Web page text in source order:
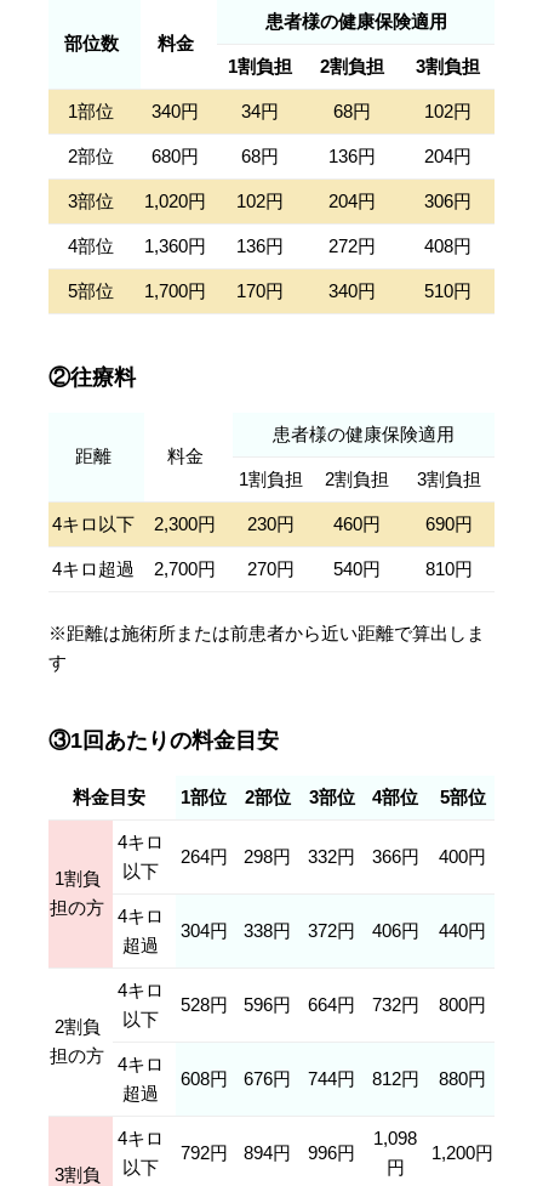
部位数 料金
患者様の健康保険適用
1割負担 2割負担 3割負担
1部位 340円 34円 68円 102円
2部位 680円 68円 136円 204円
3部位 1,020円 102円 204円 306円
4部位 1,360円 136円 272円 408円
5部位 1,700円 170円 340円 510円
②往療料
距離 料金
患者様の健康保険適用
1割負担 2割負担 3割負担
4キロ以下 2,300円 230円 460円 690円
4キロ超過 2,700円 270円 540円 810円
※距離は施術所または前患者から近い距離で算出しま
す
③1回あたりの料金目安
料金目安 1部位 2部位 3部位 4部位 5部位
1割負
担の方
4キロ
以下
264円 298円 332円 366円 400円
4キロ
超過
304円 338円 372円 406円 440円
2割負
担の方
4キロ
以下
528円 596円 664円 732円 800円
4キロ
超過
608円 676円 744円 812円 880円
3割負
4キロ
以下
792円 894円 996円
1,098
円
1,200円